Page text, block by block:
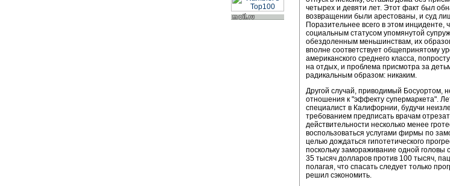
четырех и девяти лет. Этот факт был
возвращении были арестованы, и суд
Поразительнее всего в этом инциденте,
социальным статусом упомянутой
обездоленным меньшинствам, их
вполне соответствует общепринятому
американского среднего класса,
на отдых, и проблема присмотра за
радикальным образом: никаким.
Другой случай, приводимый Босуортом,
отношения к "эффекту супермаркета".
специалист в Калифорнии, будучи
требованием предписать врачам
действительности несколько менее
воспользоваться услугами фирмы по
целью дождаться гипотетического
поскольку замораживание одной головы
35 тысяч долларов против 100 тысяч,
полагая, что спасать следует только
решил сэкономить.